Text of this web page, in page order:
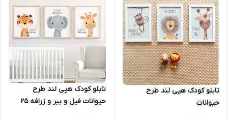
تابلو کودک هپی لند طرح
حیوانات
تابلو کودک هپی لند طرح
حیوانات فیل و ببر و زرافه 25